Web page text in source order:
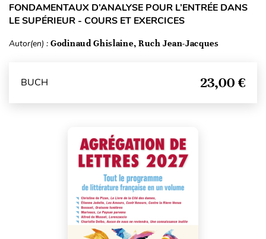
FONDAMENTAUX D’ANALYSE POUR L’ENTRÉE DANS
LE SUPÉRIEUR - COURS ET EXERCICES
Autor(en) : Godinaud Ghislaine, Ruch Jean-Jacques
BUCH 23,00 €